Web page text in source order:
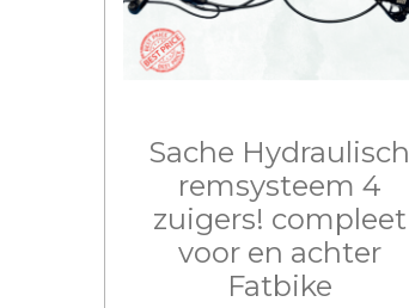
Sache Hydraulisch
remsysteem 4
zuigers! compleet
voor en achter
Fatbike